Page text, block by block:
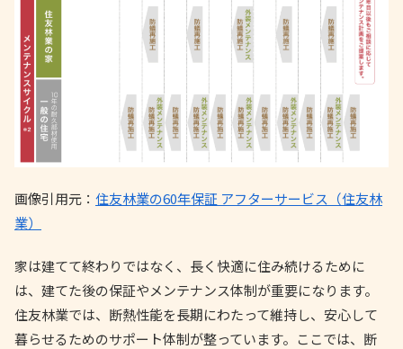
画像引用元： 住友林業の60年保証 アフターサービス（住友林
業）
家は建てて終わりではなく、長く快適に住み続けるために
は、建てた後の保証やメンテナンス体制が重要になります。
住友林業では、断熱性能を長期にわたって維持し、安心して
暮らせるためのサポート体制が整っています。ここでは、断